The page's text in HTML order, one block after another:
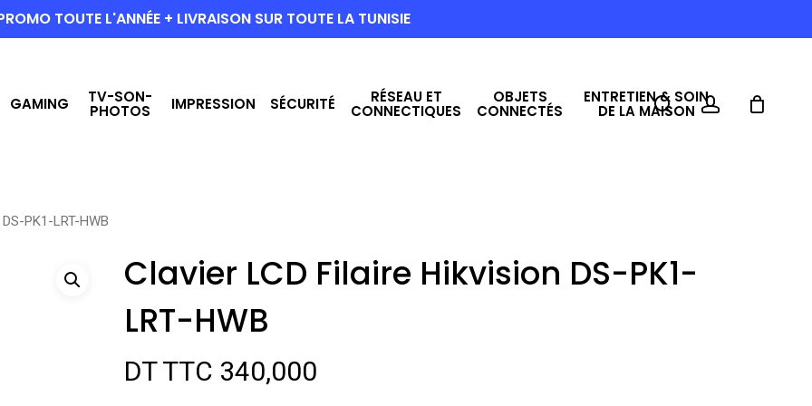
TOUTE L'ANNÉE + LIVRAISON SUR TOUTE LA TUNISIE
GAMING TV-SON-
PHOTOS IMPRESSION SÉCURITÉ RÉSEAU ET
CONNECTIQUES
OBJETS
CONNECTÉS
ENTRETIEN & SOIN
DE LA MAISONsearchaccount
PK1-LRT-HWB
Clavier LCD Filaire Hikvision DS-PK1-
LRT-HWB
DT TTC 340,000